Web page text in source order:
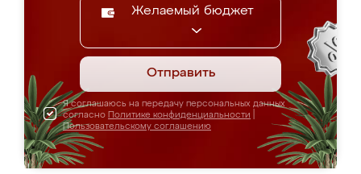
Желаемый бюджет
Отправить
Я соглашаюсь на передачу персональных данных
согласно Политике конфиденциальности
Пользовательскому соглашению